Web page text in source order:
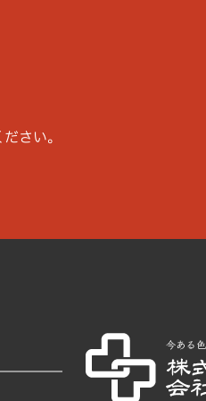
さい。